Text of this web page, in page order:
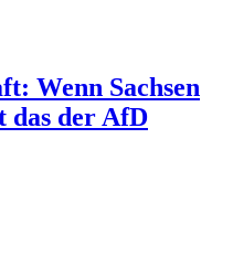
Wenn Sachsen
der AfD